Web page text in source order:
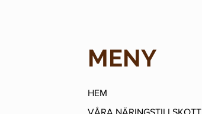
MENY
HEM
VÅRA NÄRINGSTILLSKOTT